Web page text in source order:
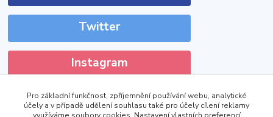
Twitter
Instagram
Pro základní funkčnost, zpříjemnění používání webu, analytické
účely a v případě udělení souhlasu také pro účely cílení reklamy